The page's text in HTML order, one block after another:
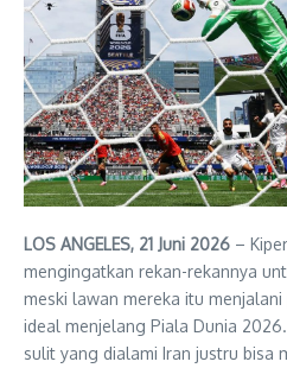
LOS ANGELES, 21 Juni 2026 –
mengingatkan rekan-rekannya
meski lawan mereka itu
ideal menjelang Piala Dunia
sulit yang dialami Iran justru bisa